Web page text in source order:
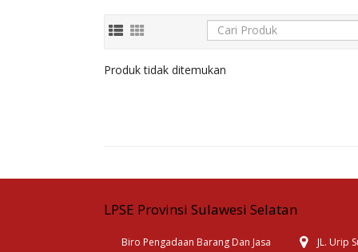
Produk tidak ditemukan
LPSE Provinsi Sulawesi Selatan
Biro Pengadaan Barang Dan Jasa
JL. Urip